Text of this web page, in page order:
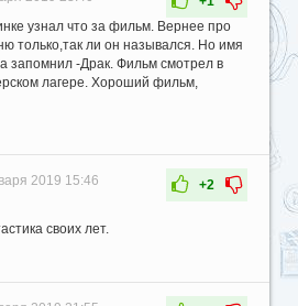
узнал что за фильм. Вернее про
только,так ли он назывался. Но имя
запомнил -Драк. Фильм смотрел в
лагере. Хороший фильм,
2019 15:46
+2
своих лет.